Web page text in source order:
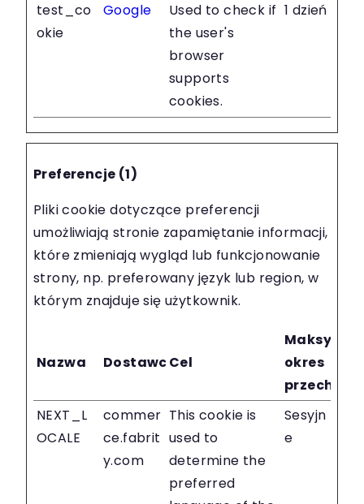
test_co
okie
Google
Used to check if
the user's
browser
supports
cookies.
1 dzień
Preferencje (1)
Pliki cookie dotyczące preferencji
umożliwiają stronie zapamiętanie informacji,
które zmieniają wygląd lub funkcjonowanie
strony, np. preferowany język lub region, w
którym znajduje się użytkownik.
Nazwa DostawcaCel
okres
NEXT_L
OCALE
commer
ce.fabrit
y.com
This cookie is
used to
determine the
preferred
Sesyjn
e